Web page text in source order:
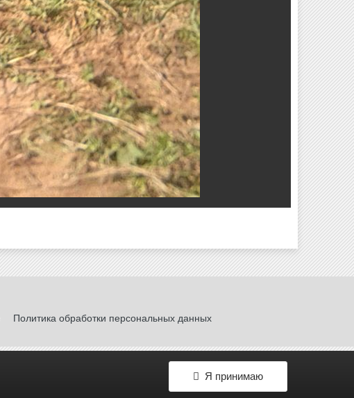
Политика обработки персональных данных
Я принимаю